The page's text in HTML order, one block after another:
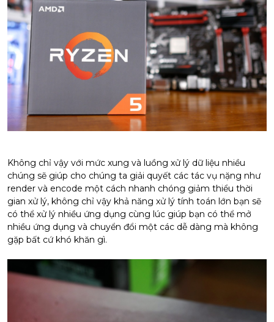
Không chỉ vậy với mức xung và luồng xử lý dữ liệu nhiều
chúng sẽ giúp cho chúng ta giải quyết các tác vụ nặng như
render và encode một cách nhanh chóng giảm thiểu thời
gian xử lý, không chỉ vậy khả năng xử lý tính toán lớn bạn sẽ
có thể xử lý nhiều ứng dụng cùng lúc giúp bạn có thể mở
nhiều ứng dụng và chuyển đổi một các dễ dàng mà không
gặp bất cứ khó khăn gì.